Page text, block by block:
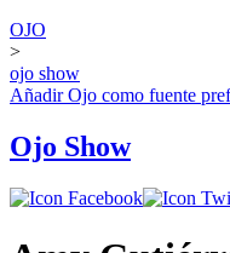
OJO
>
ojo show
AñadirOjo como fuente
Ojo Show